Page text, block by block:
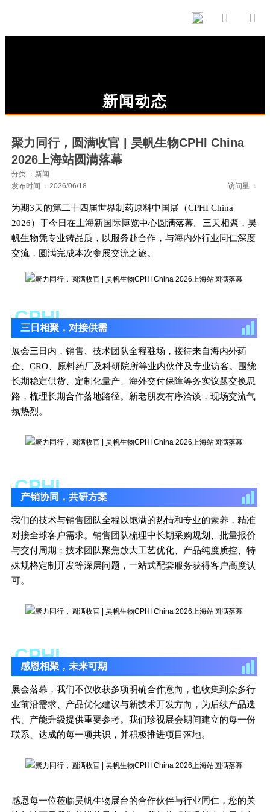
 
新闻动态
聚力同行，圆满收官 | 昊帆生物CPHI China
2026上海站圆满落幕
分类 ：新闻
发布时间 ：2026/06/18
访问量 ：
为期3天的第二十四届世界制药原料中国展（CPHI China
2026）于今日在上海新国际博览中心圆满落幕。三天相聚，昊
帆生物凭专业铸品质，以服务赴合作，与海内外行业同仁深度
交流，圆满完成本次参展交流之旅。
CPHI
三日相聚，对接供需
展会三日内，销售、技术团队全程驻场，接待来自海内外药
企、CRO、原料药厂及科研院所等业内伙伴及专业访客。围绕
长期稳定供货、定制化量产、海外交付保障等务实议题交换思
路，梳理长期合作落地路径。新老朋友有序洽谈，现场交流气
氛热烈。
CPHI
产销协同，共研方案
我们的技术与销售团队全程以饱满的热情和专业的素养，精准
对接全球客户需求。销售团队梳理中长期采购规划、批量报价
与交付周期；技术团队聚焦放大工艺优化、产品纯度质控、特
殊规格定制开发等深层问题，一站式配套服务获得客户高度认
可。
CPHI
感恩相聚，未来可期
展会落幕，我们不仅收获多项明确合作意向，也收集到众多行
业前沿需求、产品优化建议与新技术开发方向，为后续产品迭
代、产能升级提供重要参考。我们珍视展会期间建立的每一份
联系、达成的每一项共识，并积极推进项目落地。
感恩每一位莅临昊帆生物展台的合作伙伴与行业同仁，您的关